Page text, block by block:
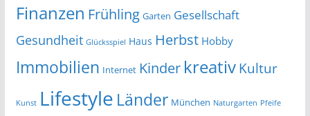
Finanzen Frühling Garten Gesellschaft
Gesundheit Glücksspiel Haus Herbst Hobby
Immobilien Internet Kinder kreativKultur
Kunst Lifestyle Länder München Naturgarten Pfeife